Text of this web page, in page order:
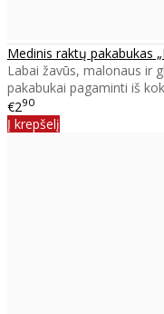
Medinis raktų pakabukas
Labai žavūs, malonaus ir
pakabukai pagaminti iš
€290
Į krepšelį